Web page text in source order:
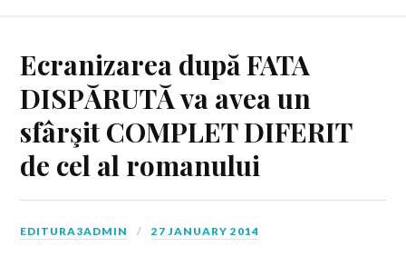
Ecranizarea după FATA
DISPĂRUTĂ va avea un
sfârşit COMPLET DIFERIT
de cel al romanului
EDITURA3ADMIN 27 JANUARY 2014